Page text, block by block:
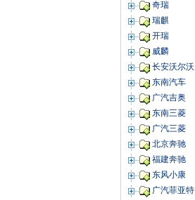
奇瑞
瑞麒
开瑞
威麟
长安沃尔沃
东南汽车
广汽吉奥
东南三菱
广汽三菱
北京奔驰
福建奔驰
东风小康
广汽菲亚特